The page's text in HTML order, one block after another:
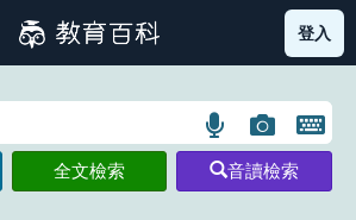
筆畫索引圖示 部首索引表圖示
登入
語
言
搜
圖
片
搜
開
鍵
全文檢索 音讀檢索